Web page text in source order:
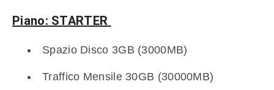
Piano: STARTER
Spazio Disco 3GB (3000MB)
Traffico Mensile 30GB (30000MB)